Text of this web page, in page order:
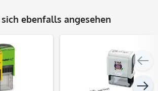
ebenfalls angesehen